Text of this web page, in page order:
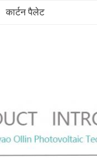
कार्टन पैलेट